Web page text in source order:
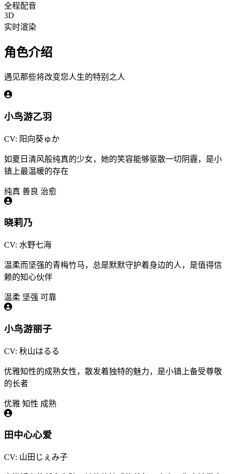
全程配音
3D
实时渲染
角色介绍
遇见那些将改变您人生的特别之人
小鸟游乙羽
CV: 阳向葵ゅか
如夏日清风般纯真的少女，她的笑容能够驱散一切阴霾，是小
镇上最温暖的存在
纯真 善良 治愈
晓莉乃
CV: 水野七海
温柔而坚强的青梅竹马，总是默默守护着身边的人，是值得信
赖的知心伙伴
温柔 坚强 可靠
小鸟游丽子
CV: 秋山はるる
优雅知性的成熟女性，散发着独特的魅力，是小镇上备受尊敬
的长者
优雅 知性 成熟
田中心心爱
CV: 山田じぇみ子